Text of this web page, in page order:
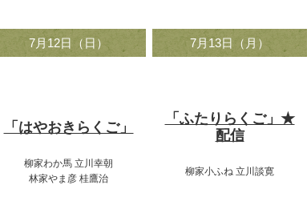
7月12日（日）
「はやおきらくご」
柳家わか馬 立川幸朝
林家やま彦 桂鷹治
7月13日（月）
「ふたりらくご」★
配信
柳家小ふね 立川談寛